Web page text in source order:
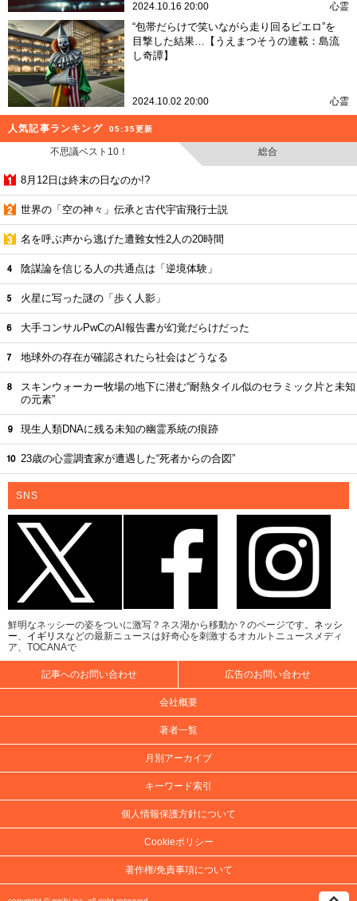
2024.10.16 20:00 心霊
“包帯だらけで笑いながら走り回るピエロ”を
目撃した結果…【うえまつそうの連載：島流
し奇譚】
2024.10.02 20:00 心霊
人気記事ランキング 05:35更新
不思議ベスト10！ 総合
8月12日は終末の日なのか!?
世界の「空の神々」伝承と古代宇宙飛行士説
名を呼ぶ声から逃げた遭難女性2人の20時間
陰謀論を信じる人の共通点は「逆境体験」
火星に写った謎の「歩く人影」
大手コンサルPwCのAI報告書が幻覚だらけだった
地球外の存在が確認されたら社会はどうなる
スキンウォーカー牧場の地下に潜む“耐熱タイル似のセラミック片と未知
の元素”
現生人類DNAに残る未知の幽霊系統の痕跡
23歳の心霊調査家が遭遇した“死者からの合図”
SNS
鮮明なネッシーの姿をついに激写？ネス湖から移動か？のページです。 ネッシ
ー、 イギリスなどの最新ニュースは好奇心を刺激するオカルトニュースメディ
ア、TOCANAで
記事へのお問い合わせ 広告のお問い合わせ
会社概要
著者一覧
月別アーカイブ
キーワード索引
個人情報保護方針について
Cookieポリシー
著作権/免責事項について